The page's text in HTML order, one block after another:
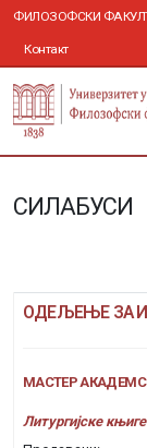
ФИЛОЗОФСКИ
Контакт
СИЛАБУСИ
ОДЕЉЕЊЕ ЗА
МАСТЕР
Литургијске